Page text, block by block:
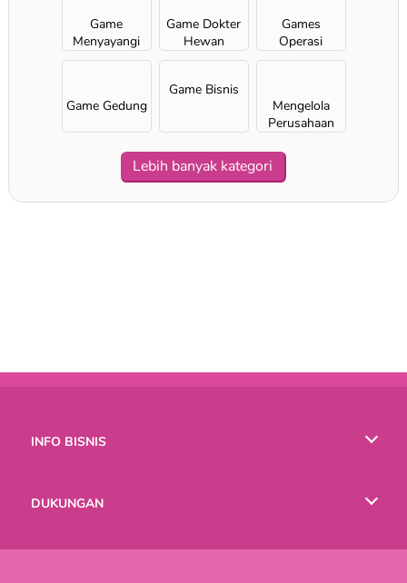
Game
Menyayangi
Game Dokter
Hewan
Games
Оperasi
Game Gedung
Game Bisnis
Mengelola
Perusahaan
Lebih banyak kategori
INFO BISNIS
DUKUNGAN
Bantuan